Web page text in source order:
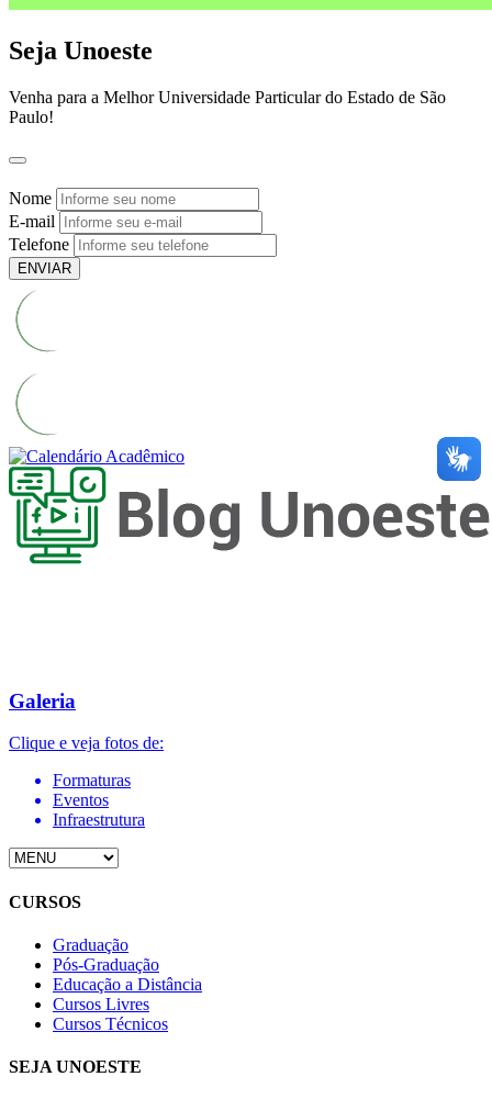
Seja Unoeste
Venha para a Melhor Universidade Particular do Estado de São
Paulo!
Nome
E-mail
Telefone
ENVIAR
Galeria
Clique e veja fotos de:
Formaturas
Eventos
Infraestrutura
CURSOS
Graduação
Pós-Graduação
Educação a Distância
Cursos Livres
Cursos Técnicos
SEJA UNOESTE